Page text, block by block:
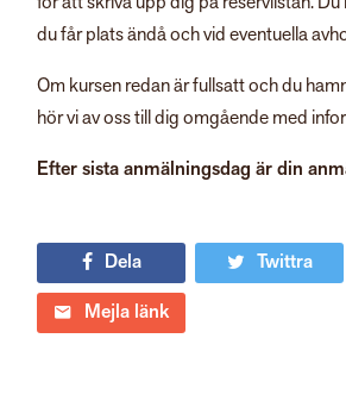
du får plats ändå och vid eventuella
Om kursen redan är fullsatt och du
hör vi av oss till dig omgående med
Efter sista anmälningsdag är din
Dela
Twittra
Mejla länk